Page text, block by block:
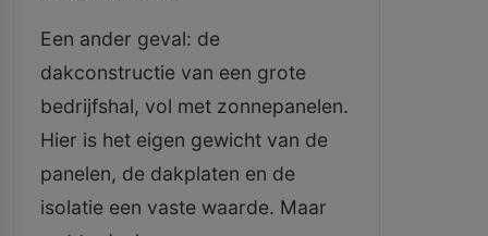
Een ander geval: de
dakconstructie van een grote
bedrijfshal, vol met zonnepanelen.
Hier is het eigen gewicht van de
panelen, de dakplaten en de
isolatie een vaste waarde. Maar